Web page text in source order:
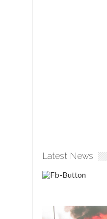
Latest News